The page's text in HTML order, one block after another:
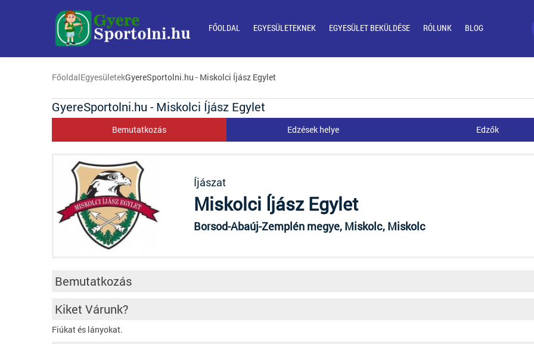
FŐOLDAL EGYESÜLETEKNEK EGYESÜLET BEKÜLDÉSE RÓLUNK BLOG
FőoldalEgyesületekGyereSportolni.hu - Miskolci Íjász Egylet
GyereSportolni.hu - Miskolci Íjász Egylet
Bemutatkozás Edzések helye Edzők
Íjászat
Miskolci Íjász Egylet
Borsod-Abaúj-Zemplén megye, Miskolc, Miskolc
Bemutatkozás
Kiket Várunk?
Fiúkat és lányokat.